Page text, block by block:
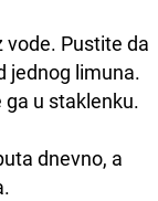
Pustite da
jednog limuna.
u staklenku.
dnevno, a